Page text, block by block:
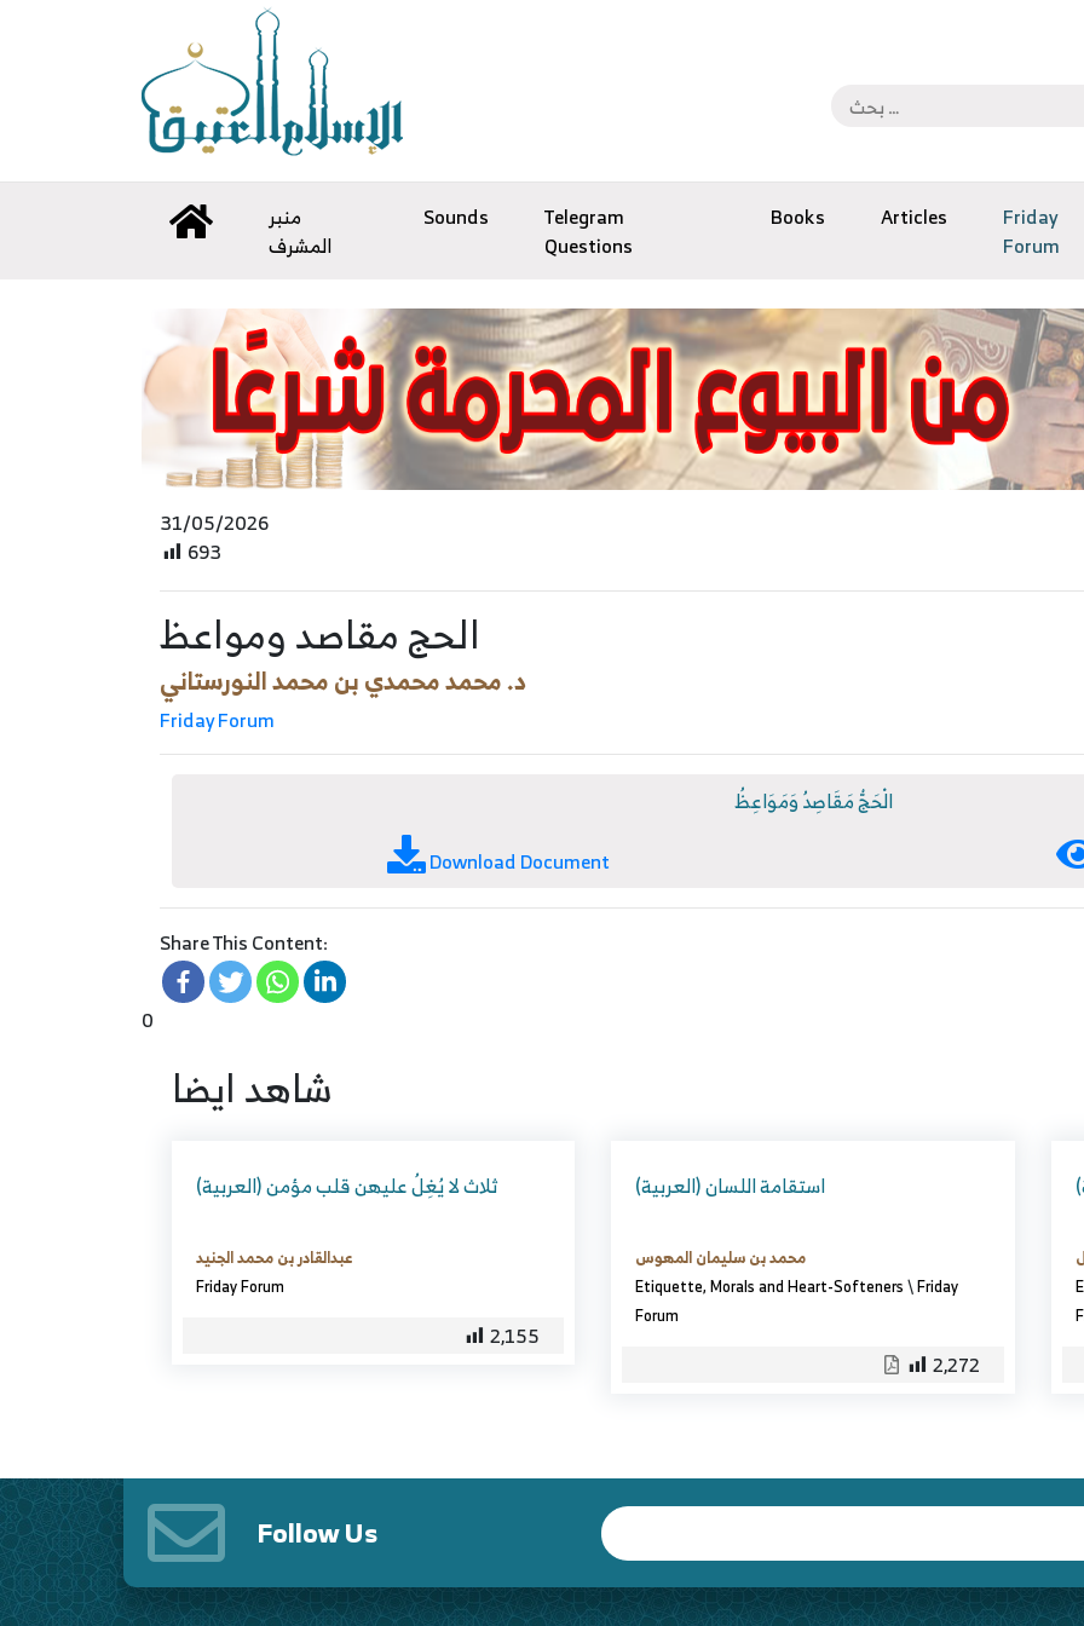
منبر
المشرف
Sounds
Telegram
Questions
Books Articles
Friday
Forum
31/05/2026
693
الحج مقاصد ومواعظ
د. محمد محمدي بن محمد النورستاني
Friday Forum
الْحَجُّ مَقَاصِدُ وَمَوَاعِظُ
Download Document
Share This Content:
0
شاهد ايضا
(العربية) ثلاث لا يُغِلُ عليهن قلب مؤمن
عبدالقادر بن محمد الجنيد
Friday Forum
2,155
(العربية) استقامة اللسان
محمد بن سليمان المهوس
Etiquette, Morals and Heart-Softeners\Friday
Forum
2,272
Follow Us